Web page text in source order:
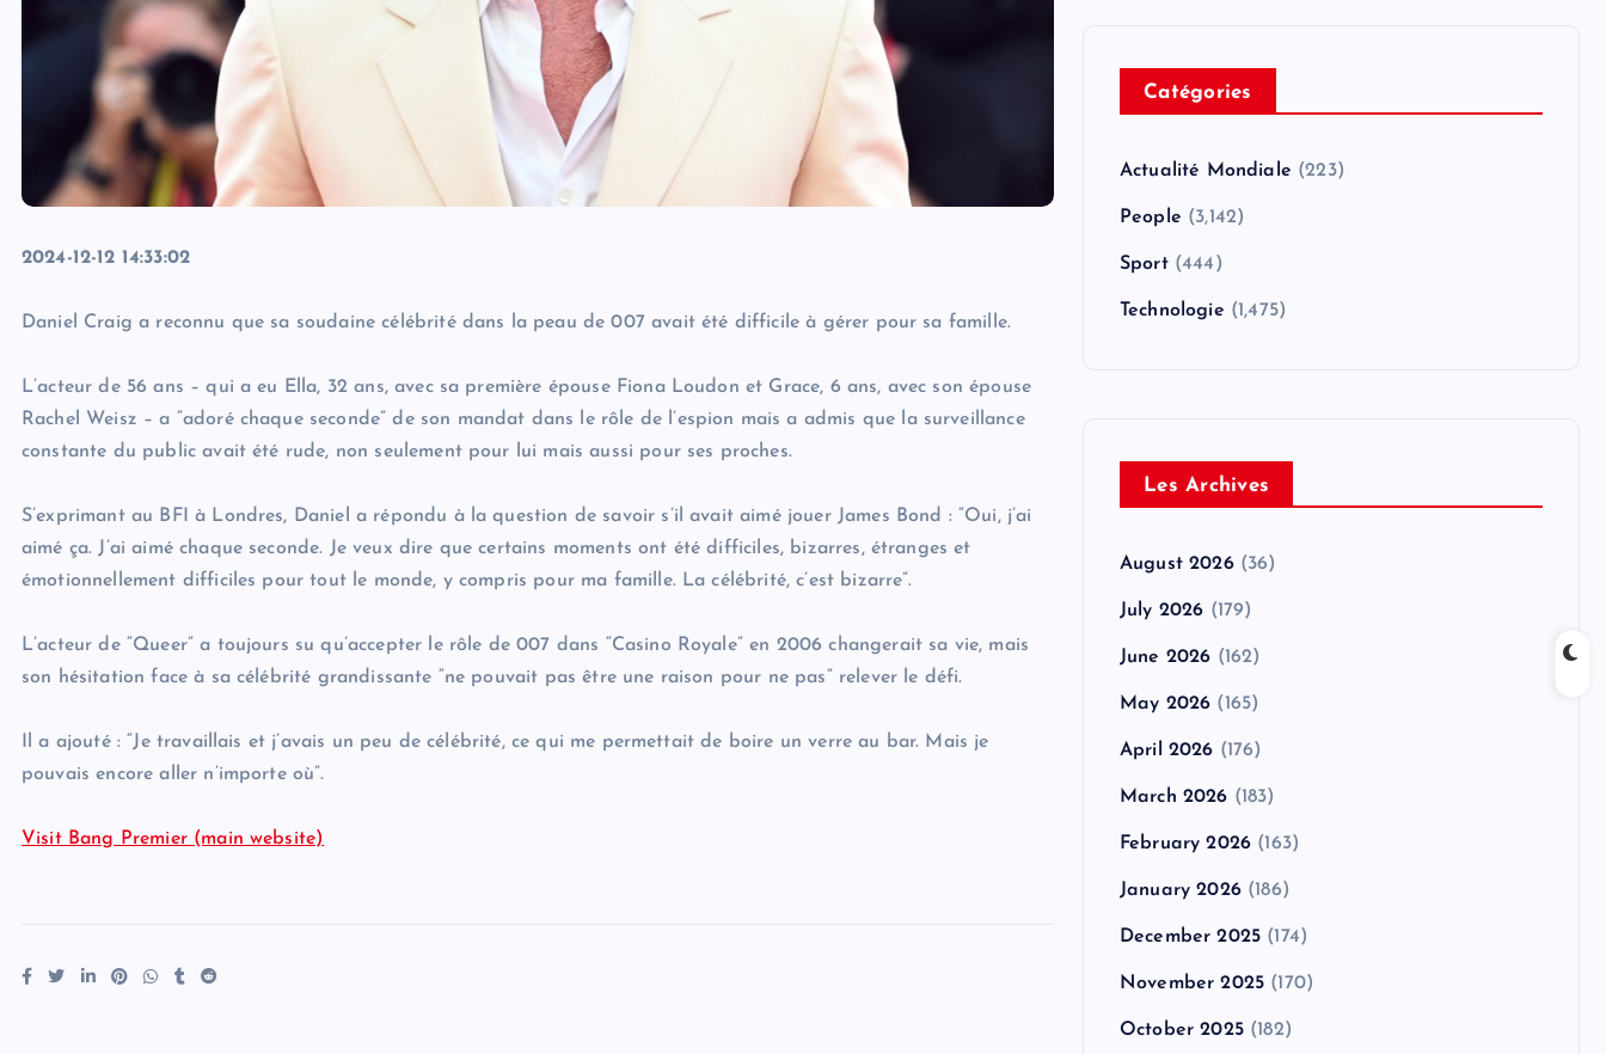
2024-12-12 14:33:02
Daniel Craig a reconnu que sa soudaine célébrité dans la peau de 007 avait été difficile à gérer pour sa famille.
L’acteur de 56 ans – qui a eu Ella, 32 ans, avec sa première épouse Fiona Loudon et Grace, 6 ans, avec son épouse
Rachel Weisz – a “adoré chaque seconde” de son mandat dans le rôle de l’espion mais a admis que la surveillance
constante du public avait été rude, non seulement pour lui mais aussi pour ses proches.
S’exprimant au BFI à Londres, Daniel a répondu à la question de savoir s’il avait aimé jouer James Bond : “Oui, j’ai
aimé ça. J’ai aimé chaque seconde. Je veux dire que certains moments ont été difficiles, bizarres, étranges et
émotionnellement difficiles pour tout le monde, y compris pour ma famille. La célébrité, c’est bizarre”.
L’acteur de “Queer” a toujours su qu’accepter le rôle de 007 dans “Casino Royale” en 2006 changerait sa vie, mais
son hésitation face à sa célébrité grandissante “ne pouvait pas être une raison pour ne pas” relever le défi.
Il a ajouté : “Je travaillais et j’avais un peu de célébrité, ce qui me permettait de boire un verre au bar. Mais je
pouvais encore aller n’importe où”.
Visit Bang Premier (main website)
Catégories
Actualité Mondiale (223)
People (3,142)
Sport(444)
Technologie (1,475)
Les Archives
August 2026(36)
July 2026 (179)
June 2026 (162)
May 2026 (165)
April 2026 (176)
March 2026 (183)
February 2026 (163)
January 2026(186)
December 2025 (174)
November 2025 (170)
October 2025(182)